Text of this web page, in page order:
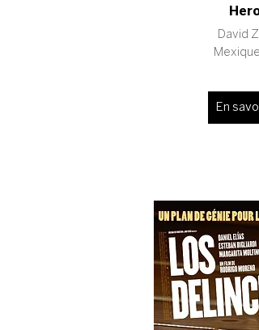
David
En